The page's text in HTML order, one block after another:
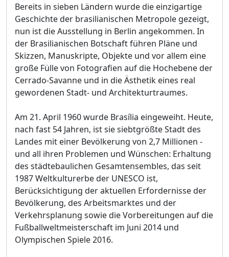
Bereits in sieben Ländern wurde die einzigartige
Geschichte der brasilianischen Metropole gezeigt,
nun ist die Ausstellung in Berlin angekommen. In
der Brasilianischen Botschaft führen Pläne und
Skizzen, Manuskripte, Objekte und vor allem eine
große Fülle von Fotografien auf die Hochebene der
Cerrado-Savanne und in die Ästhetik eines real
gewordenen Stadt- und Architekturtraumes.
Am 21. April 1960 wurde Brasília eingeweiht. Heute,
nach fast 54 Jahren, ist sie siebtgrößte Stadt des
Landes mit einer Bevölkerung von 2,7 Millionen -
und all ihren Problemen und Wünschen: Erhaltung
des städtebaulichen Gesamtensembles, das seit
1987 Weltkulturerbe der UNESCO ist,
Berücksichtigung der aktuellen Erfordernisse der
Bevölkerung, des Arbeitsmarktes und der
Verkehrsplanung sowie die Vorbereitungen auf die
Fußballweltmeisterschaft im Juni 2014 und
Olympischen Spiele 2016.